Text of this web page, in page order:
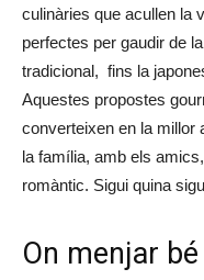
culinàries que acullen la
perfectes per gaudir de
tradicional, fins la
Aquestes propostes
converteixen en la millor
la família, amb els
romàntic. Sigui quina
On menjar